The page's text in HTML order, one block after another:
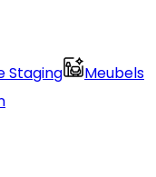
Staging
Meubels